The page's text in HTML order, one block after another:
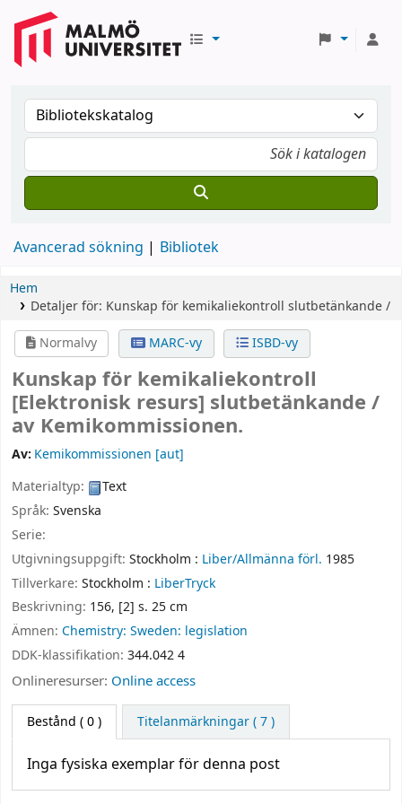
Avancerad sökning Bibliotek
Hem
Detaljer för: Kunskap för kemikaliekontroll slutbetänkande /
Normalvy
MARC-vy ISBD-vy
Kunskap för kemikaliekontroll
[Elektronisk resurs] slutbetänkande /
av Kemikommissionen.
Av: Kemikommissionen [aut]
Materialtyp:
Text
Språk: Svenska
Serie:
Utgivningsuppgift: Stockholm : Liber/Allmänna förl. 1985
Tillverkare: Stockholm : LiberTryck
Beskrivning: 156, [2] s. 25 cm
Ämnen: Chemistry: Sweden: legislation
DDK-klassifikation: 344.042 4
Onlineresurser: Online access
Bestånd ( 0 ) Titelanmärkningar ( 7 )
Inga fysiska exemplar för denna post